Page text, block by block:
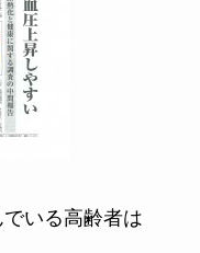
いる高齢者は